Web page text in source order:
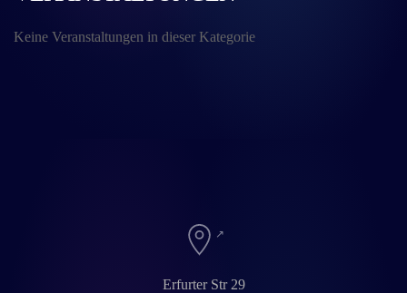
Keine Veranstaltungen in dieser Kategorie
Erfurter Str 29